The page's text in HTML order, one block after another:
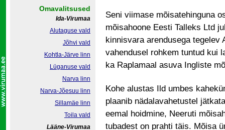
Seni viimase mõisatehinguna
mõisahoone Eesti Talleks Ltd
kinnisvara arendusega tegelev
vahendusel rohkem tuntud kui
ka Raplamaal asuva Ingliste
Kohe alustas Ild umbes
plaanib nädalavahetustel
eemal hoidmine, Neeruti
tubadest on prahti täis. Mõisa
Omavalitsused
Ida-Virumaa
Alutaguse vald
Jõhvi vald
Kohtla-Järve linn
Lüganuse vald
Narva linn
Narva-Jõesuu linn
Sillamäe linn
Toila vald
Lääne-Virumaa